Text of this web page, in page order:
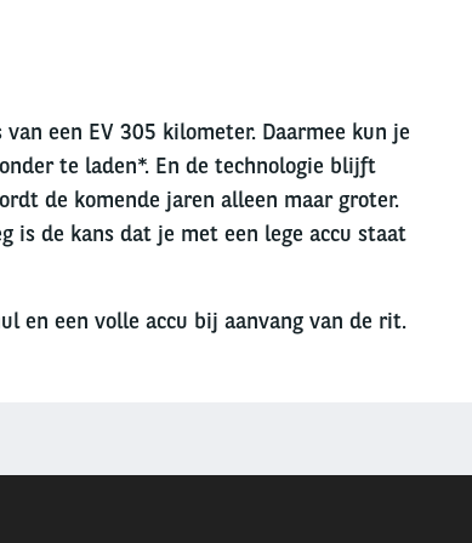
een EV 305 kilometer. Daarmee kun je
te laden*. En de technologie blijft
de komende jaren alleen maar groter.
is de kans dat je met een lege accu staat
en een volle accu bij aanvang van de rit.